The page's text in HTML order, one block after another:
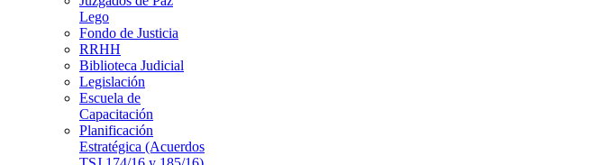
Lego
Fondo de Justicia
RRHH
Biblioteca Judicial
Legislación
Escuela de
Capacitación
Planificación
Estratégica (Acuerdos